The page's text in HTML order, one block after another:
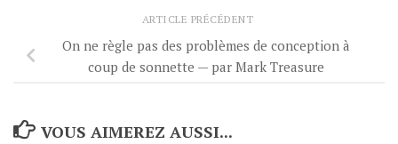
ARTICLE PRÉCÉDENT
On ne règle pas des problèmes de conception à
coup de sonnette — par Mark Treasure
VOUS AIMEREZ AUSSI...